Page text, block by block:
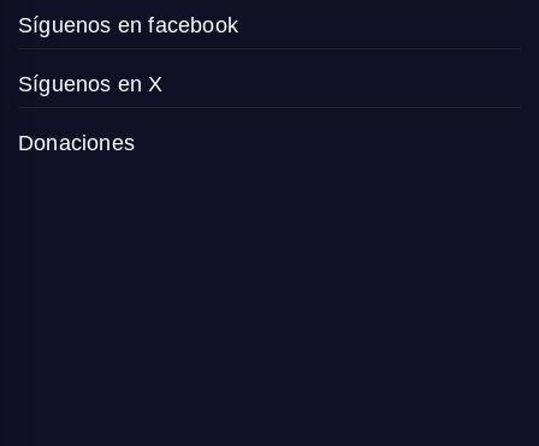
Síguenos en facebook
Síguenos en X
Donaciones